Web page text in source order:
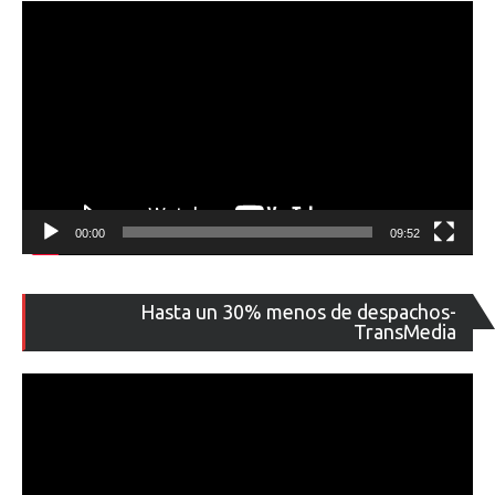
00:00 09:52
Hasta un 30% menos de despachos-
TransMedia
de